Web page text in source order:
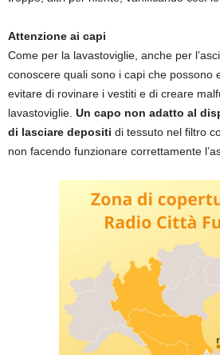
Attenzione ai capi
Come per la lavastoviglie, anche per
conoscere quali sono i capi che possono
evitare di rovinare i vestiti e di creare
lavastoviglie. Un capo non adatto al
di lasciare depositi di tessuto nel filtro
non facendo funzionare correttamente